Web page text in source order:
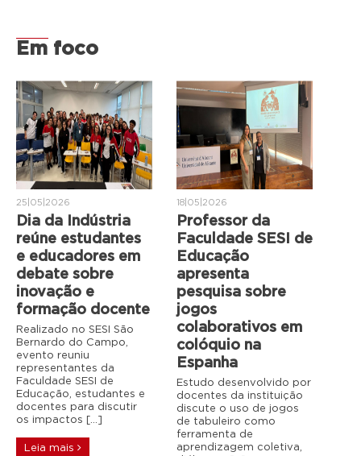
Em foco
25|05|2026
Dia da Indústria
reúne estudantes
e educadores em
debate sobre
inovação e
formação docente
Realizado no SESI São
Bernardo do Campo,
evento reuniu
representantes da
Faculdade SESI de
Educação, estudantes e
docentes para discutir
os impactos […]
Leia mais
18|05|2026
Professor da
Faculdade SESI de
Educação
apresenta
pesquisa sobre
jogos
colaborativos em
colóquio na
Espanha
Estudo desenvolvido por
docentes da instituição
discute o uso de jogos
de tabuleiro como
ferramenta de
aprendizagem coletiva,